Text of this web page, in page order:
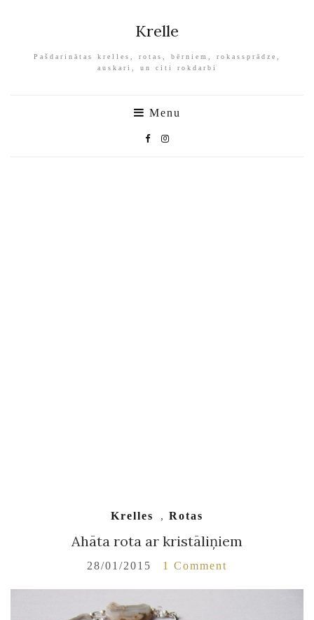
Krelle
Pašdarinātas krelles, rotas, bērniem, rokassprādze,
auskari, un citi rokdarbi
Menu
Krelles , Rotas
Ahāta rota ar kristāliņiem
28/01/2015 1 Comment